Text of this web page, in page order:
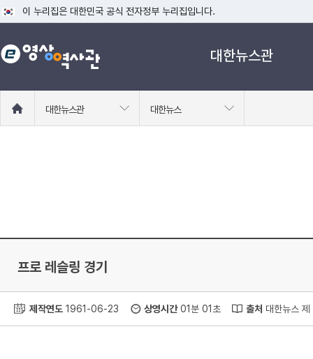
이 누리집은 대한민국 공식 전자정부 누리집입니다.
공식 누리집 주소 확인하기
go.kr 주소를 사용하는 누리집은 대한민국 정부기관이 관리하는 누리집입니
대한뉴스관
로
대한뉴스관 대한뉴스
프로 레슬링 경기
제작연도 1961-06-23 상영시간01분 01초 출처 대한뉴스